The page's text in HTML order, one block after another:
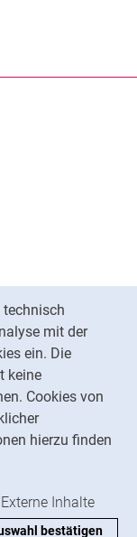
technisch
mit der
ein. Die
keine
Cookies von
hierzu finden
Cookies
Externe Inhalte
bestätigen